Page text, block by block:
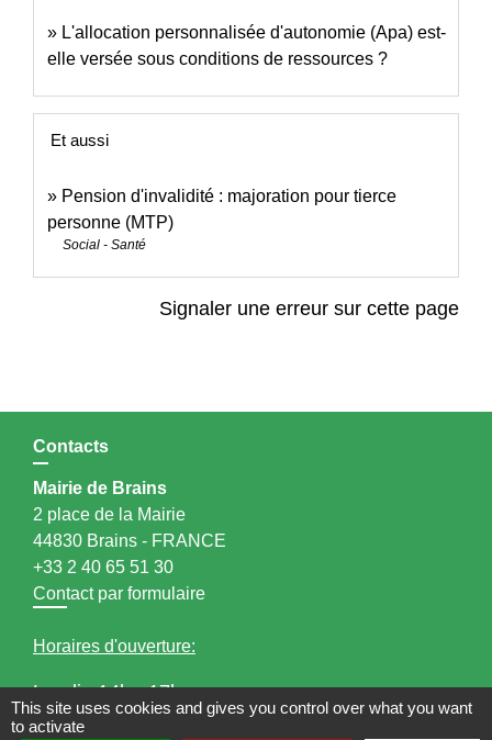
L'allocation personnalisée d'autonomie (Apa) est-
elle versée sous conditions de ressources ?
Et aussi
Pension d'invalidité : majoration pour tierce
personne (MTP)
Social - Santé
Signaler une erreur sur cette page
Contacts
Mairie de Brains
2 place de la Mairie
44830 Brains - FRANCE
+33 2 40 65 51 30
Contact par formulaire
Horaires d'ouverture:
Lundi : 14h - 17h
Mardi : 8h30 - 13h / 14h - 17h
This site uses cookies and gives you control over what you want
to activate